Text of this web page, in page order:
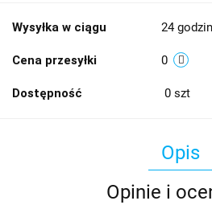
Wysyłka w ciągu 24
Cena przesyłki 0
Dostępność 0 szt
Opis
Opinie i